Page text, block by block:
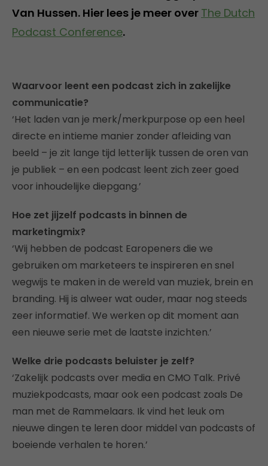
Van Hussen. Hier lees je meer over The Dutch
Podcast Conference.
Waarvoor leent een podcast zich in zakelijke
communicatie?
‘Het laden van je merk/merkpurpose op een heel
directe en intieme manier zonder afleiding van
beeld – je zit lange tijd letterlijk tussen de oren van
je publiek – en een podcast leent zich zeer goed
voor inhoudelijke diepgang.’
Hoe zet jijzelf podcasts in binnen de
marketingmix?
‘Wij hebben de podcast Earopeners die we
gebruiken om marketeers te inspireren en snel
wegwijs te maken in de wereld van muziek, brein en
branding. Hij is alweer wat ouder, maar nog steeds
zeer informatief. We werken op dit moment aan
een nieuwe serie met de laatste inzichten.’
Welke drie podcasts beluister je zelf?
‘Zakelijk podcasts over media en CMO Talk. Privé
muziekpodcasts, maar ook een podcast zoals De
man met de Rammelaars. Ik vind het leuk om
nieuwe dingen te leren door middel van podcasts of
boeiende verhalen te horen.’